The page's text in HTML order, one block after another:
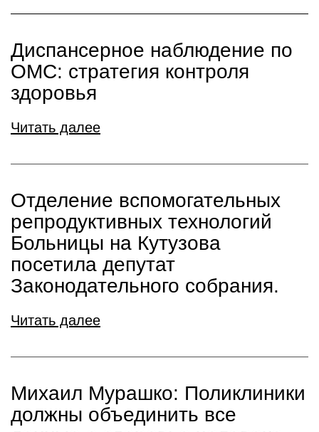
Диспансерное наблюдение по
ОМС: стратегия контроля
здоровья
Читать далее
Отделение вспомогательных
репродуктивных технологий
Больницы на Кутузова
посетила депутат
Законодательного собрания.
Читать далее
Михаил Мурашко: Поликлиники
должны объединить все